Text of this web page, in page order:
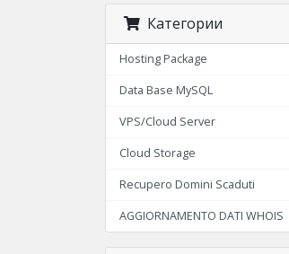
Категории
Hosting Package
Data Base MySQL
VPS/Cloud Server
Cloud Storage
Recupero Domini Scaduti
AGGIORNAMENTO DATI WHOIS